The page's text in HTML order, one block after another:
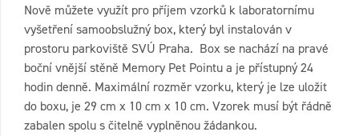
Nově můžete využít pro příjem vzorků k laboratornímu
vyšetření samoobslužný box, který byl instalován v
prostoru parkoviště SVÚ Praha. Box se nachází na pravé
boční vnější stěně Memory Pet Pointu a je přístupný 24
hodin denně. Maximální rozměr vzorku, který je lze uložit
do boxu, je 29 cm x 10 cm x 10 cm. Vzorek musí být řádně
zabalen spolu s čitelně vyplněnou žádankou.